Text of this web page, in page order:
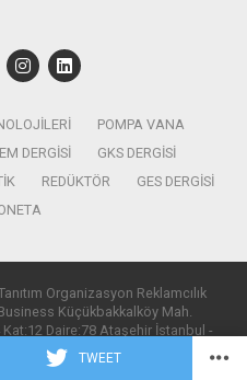
TWEET
POMPA VANA
DERGISI
GKS DERGISI
REDÜKTÖR
GES DERGISI
Organizasyon Reklamcılık
Küçükbakkalköy Mah.
Daire:78 Ataşehir İstanbul -